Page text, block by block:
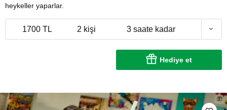
heykeller yaparlar.
1700 TL 2 kişi 3 saate kadar
Hediye et